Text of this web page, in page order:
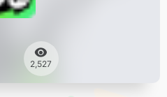
2,527